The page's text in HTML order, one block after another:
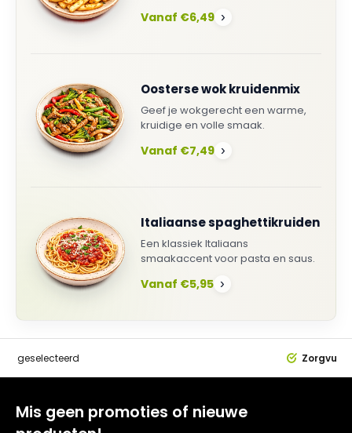
Vanaf €6,49 ›
Oosterse wok kruidenmix
Geef je wokgerecht een warme,
kruidige en volle smaak.
Vanaf €7,49 ›
Italiaanse spaghettikruiden
Een klassiek Italiaans
smaakaccent voor pasta en saus.
Vanaf €5,95 ›
geselecteerd
Mis geen promoties of nieuwe